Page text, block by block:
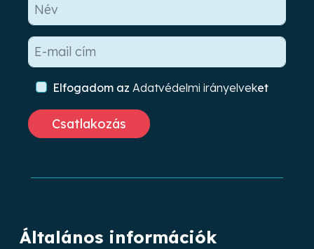
Elfogadom az Adatvédelmi irányelveket
Általános információk